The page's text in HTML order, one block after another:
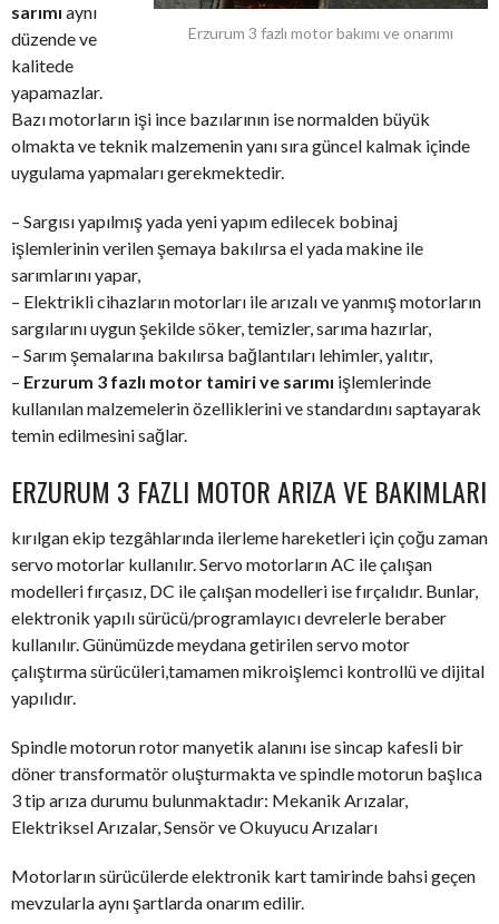
Erzurum 3 fazlı motor bakımı ve onarımı
sarımı aynı
düzende ve
kalitede
yapamazlar.
Bazı motorların işi ince bazılarının ise normalden büyük
olmakta ve teknik malzemenin yanı sıra güncel kalmak içinde
uygulama yapmaları gerekmektedir.
– Sargısı yapılmış yada yeni yapım edilecek bobinaj
işlemlerinin verilen şemaya bakılırsa el yada makine ile
sarımlarını yapar,
– Elektrikli cihazların motorları ile arızalı ve yanmış motorların
sargılarını uygun şekilde söker, temizler, sarıma hazırlar,
– Sarım şemalarına bakılırsa bağlantıları lehimler, yalıtır,
– Erzurum 3 fazlı motor tamiri ve sarımı işlemlerinde
kullanılan malzemelerin özelliklerini ve standardını saptayarak
temin edilmesini sağlar.
ERZURUM 3 FAZLI MOTOR ARIZA VE BAKIMLARI
kırılgan ekip tezgâhlarında ilerleme hareketleri için çoğu zaman
servo motorlar kullanılır. Servo motorların AC ile çalışan
modelleri fırçasız, DC ile çalışan modelleri ise fırçalıdır. Bunlar,
elektronik yapılı sürücü/programlayıcı devrelerle beraber
kullanılır. Günümüzde meydana getirilen servo motor
çalıştırma sürücüleri,tamamen mikroişlemci kontrollü ve dijital
yapılıdır.
Spindle motorun rotor manyetik alanını ise sincap kafesli bir
döner transformatör oluşturmakta ve spindle motorun başlıca
3 tip arıza durumu bulunmaktadır: Mekanik Arızalar,
Elektriksel Arızalar, Sensör ve Okuyucu Arızaları
Motorların sürücülerde elektronik kart tamirinde bahsi geçen
mevzularla aynı şartlarda onarım edilir.